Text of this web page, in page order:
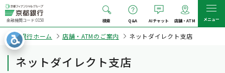
金融機関コード:0158 検索 Q&A AIチャット 店舗・ATM メニュー
京都銀行ホーム 店舗・ATMのご案内 ネットダイレクト支店
ネットダイレクト支店